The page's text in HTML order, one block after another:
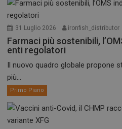
31 Luglio 2026 ironfish_distributor
Farmaci più sostenibili,
enti regolatori
Il nuovo quadro globale propone
più...
Primo Piano